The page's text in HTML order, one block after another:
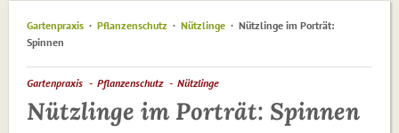
Gartenpraxis Pflanzenschutz Nützlinge
Nützlinge im Porträt:
Spinnen
Gartenpraxis Pflanzenschutz Nützlinge
Nützlinge im Porträt: Spinnen